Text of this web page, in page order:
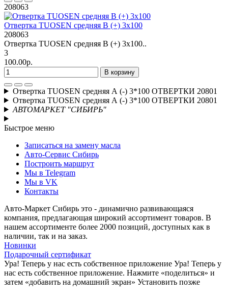
208063
Отвертка TUOSEN средняя В (+) 3х100
208063
Отвертка TUOSEN средняя В (+) 3х100..
3
100.00р.
В корзину
Отвертка TUOSEN средняя А (-) 3*100 ОТВЕРТКИ 20801
Отвертка TUOSEN средняя А (-) 3*100 ОТВЕРТКИ 20801
АВТОМАРКЕТ "СИБИРЬ"
Быстрое меню
Записаться на замену масла
Авто-Сервис Сибирь
Построить маршрут
Мы в Telegram
Мы в VK
Контакты
Авто-Маркет Сибирь это - динамично развивающаяся
компания, предлагающая широкий ассортимент товаров. В
нашем ассортименте более 2000 позиций, доступных как в
наличии, так и на заказ.
Новинки
Подарочный сертификат
Ура! Теперь у нас есть собственное приложение Ура! Теперь у
нас есть собственное приложение. Нажмите «поделиться» и
затем «добавить на домашний экран» Установить позже